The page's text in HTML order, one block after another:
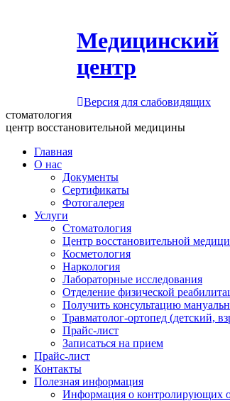
Медицинский
центр
Версия для слабовидящих
стоматология
центр восстановительной медицины
Главная
О нас
Документы
Сертификаты
Фотогалерея
Услуги
Стоматология
Центр восстановительной
Косметология
Наркология
Лабораторные исследования
Отделение физической
Получить консультацию
Травматолог-ортопед (детский,
Прайс-лист
Записаться на прием
Прайс-лист
Контакты
Полезная информация
Информация о контролирующих